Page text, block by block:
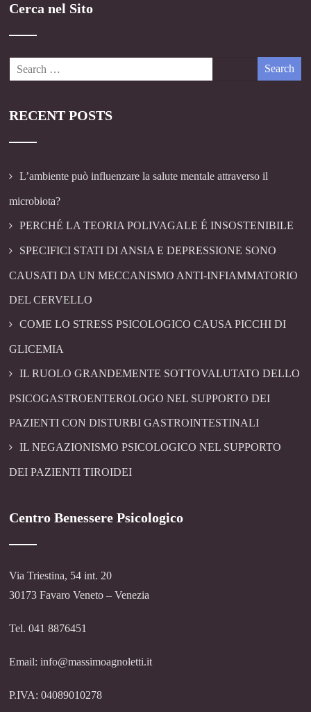
Cerca nel Sito
RECENT POSTS
L’ambiente può influenzare la salute mentale attraverso il
microbiota?
PERCHÉ LA TEORIA POLIVAGALE É INSOSTENIBILE
SPECIFICI STATI DI ANSIA E DEPRESSIONE SONO
CAUSATI DA UN MECCANISMO ANTI-INFIAMMATORIO
DEL CERVELLO
COME LO STRESS PSICOLOGICO CAUSA PICCHI DI
GLICEMIA
IL RUOLO GRANDEMENTE SOTTOVALUTATO DELLO
PSICOGASTROENTEROLOGO NEL SUPPORTO DEI
PAZIENTI CON DISTURBI GASTROINTESTINALI
IL NEGAZIONISMO PSICOLOGICO NEL SUPPORTO
DEI PAZIENTI TIROIDEI
Centro Benessere Psicologico
Via Triestina, 54 int. 20
30173 Favaro Veneto – Venezia
Tel. 041 8876451
Email: info@massimoagnoletti.it
P.IVA: 04089010278